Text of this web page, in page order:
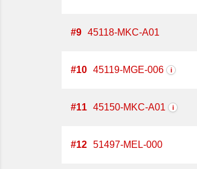
#9 45118-MKC-A01
#10 45119-MGE-006 i
#11 45150-MKC-A01 i
#12 51497-MEL-000